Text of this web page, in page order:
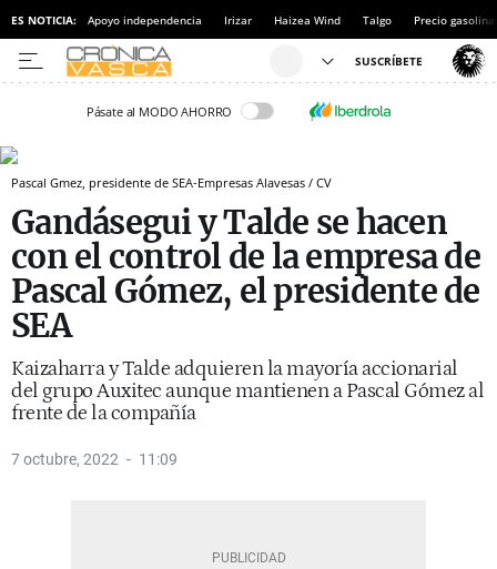
ES NOTICIA: Apoyo independencia Irizar Haizea Wind Talgo Precio gasolina
Pásate al MODO AHORRO
Pascal Gmez, presidente de SEA-Empresas Alavesas / CV
Gandásegui y Talde se hacen
con el control de la empresa de
Pascal Gómez, el presidente de
SEA
Kaizaharra y Talde adquieren la mayoría accionarial
del grupo Auxitec aunque mantienen a Pascal Gómez al
frente de la compañía
7 octubre, 2022 11:09